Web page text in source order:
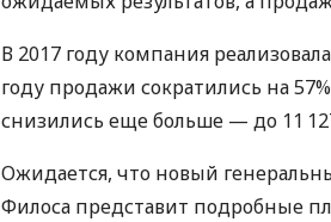
В 2017 году компания
году продажи сократились на
снизились еще больше — до 11
Ожидается, что новый
Филоса представит подробные